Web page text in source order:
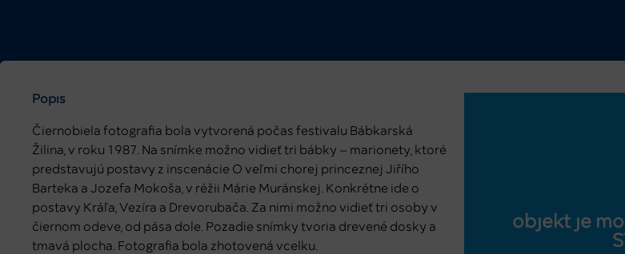
Popis
Čiernobiela fotografia bola vytvorená počas festivalu Bábkarská
Žilina, v roku 1987. Na snímke možno vidieť tri bábky – marionety, ktoré
predstavujú postavy z inscenácie O veľmi chorej princeznej Jiřího
Barteka a Jozefa Mokoša, v réžii Márie Muránskej. Konkrétne ide o
postavy Kráľa, Vezíra a Drevorubača. Za nimi možno vidieť tri osoby v
čiernom odeve, od pása dole. Pozadie snímky tvoria drevené dosky a
tmavá plocha. Fotografia bola zhotovená vcelku.
objekt je